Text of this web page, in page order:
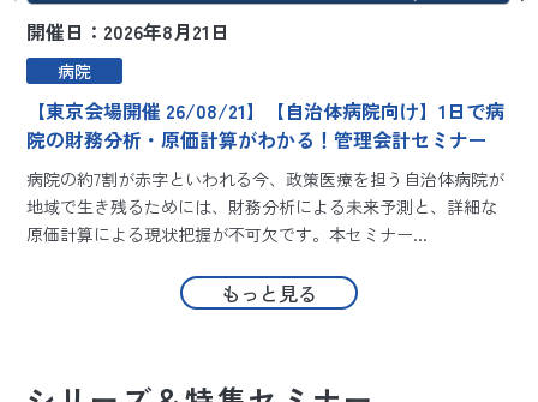
開催日：2026年8月21日
病院
【東京会場開催 26/08/21】【自治体病院向け】1日で病
院の財務分析・原価計算がわかる！管理会計セミナー
病院の約7割が赤字といわれる今、政策医療を担う自治体病院が
地域で生き残るためには、財務分析による未来予測と、詳細な
原価計算による現状把握が不可欠です。本セミナー...
もっと見る